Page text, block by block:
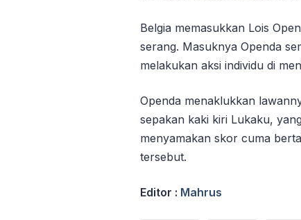
Belgia memasukkan Lois
serang. Masuknya Openda
melakukan aksi individu di
Openda menaklukkan
sepakan kaki kiri Lukaku,
menyamakan skor cuma
tersebut.
Editor : Mahrus